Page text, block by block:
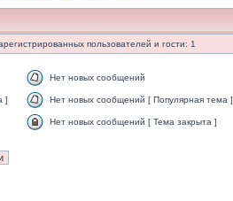
пользователей и гости: 1
Нет новых сообщений
] Нет новых сообщений [ Популярная тема ]
Нет новых сообщений [ Тема закрыта ]